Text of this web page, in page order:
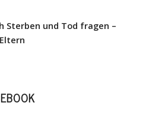
Sterben und Tod fragen –